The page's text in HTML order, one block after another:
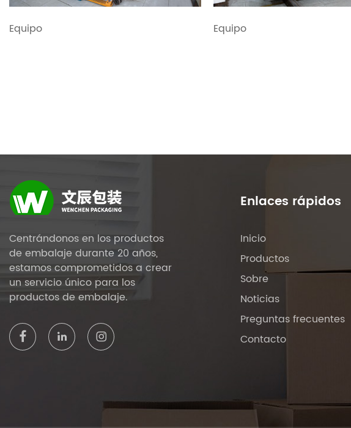
Equipo Equipo
Centrándonos en los productos
de embalaje durante 20 años,
estamos comprometidos a crear
un servicio único para los
productos de embalaje.
Enlaces rápidos
Inicio
Productos
Sobre
Noticias
Preguntas frecuentes
Contacto